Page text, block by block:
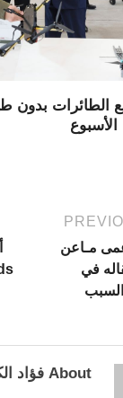
الطائرات بدون
مـاعن
في
About فؤاد الكرمي